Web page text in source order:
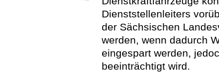
Dienststellenleiters
der Sächsischen
werden, wenn dadurch
eingespart werden,
beeinträchtigt wird.